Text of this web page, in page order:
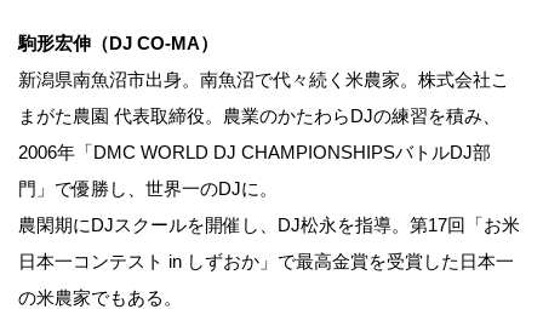
駒形宏伸（DJ CO-MA）
新潟県南魚沼市出身。南魚沼で代々続く米農家。株式会社こ
まがた農園 代表取締役。農業のかたわらDJの練習を積み、
2006年「DMC WORLD DJ CHAMPIONSHIPSバトルDJ部
門」で優勝し、世界一のDJに。
農閑期にDJスクールを開催し、DJ松永を指導。第17回「お米
日本一コンテスト in しずおか」で最高金賞を受賞した日本一
の米農家でもある。